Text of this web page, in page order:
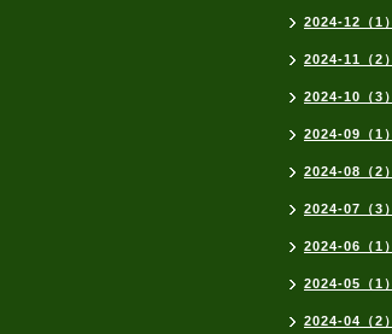
2024-12（1）
2024-11（2）
2024-10（3）
2024-09（1）
2024-08（2）
2024-07（3）
2024-06（1）
2024-05（1）
2024-04（2）